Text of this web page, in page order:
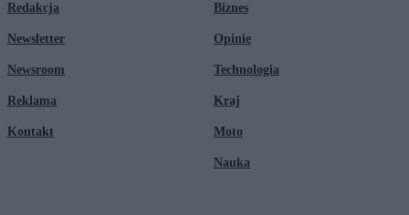
Redakcja
Newsletter
Newsroom
Reklama
Kontakt
Biznes
Opinie
Technologia
Kraj
Moto
Nauka